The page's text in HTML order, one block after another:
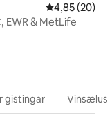
4,85 af 5 í
4,85 (20)
EWR & MetLife
gistingar